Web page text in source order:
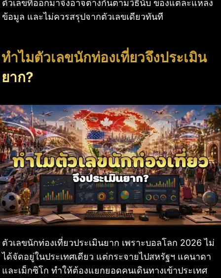
ตัวเลขที่ออกมาจึงอาจต่างกันตามวิธีนับ ของแต่ละแหล่ง
ข้อมูล และไม่ควรสรุปจากตัวเลขเดียวทันที
ทำไมตัวเลขนักท่องเที่ยวจึงประเมิน
ยาก?
ตัวเลขนักท่องเที่ยวประเมินยาก เพราะบอลโลก 2026 ไม่
ได้จัดอยู่ในประเทศเดียว แต่กระจายไปสหรัฐฯ แคนาดา
และเม็กซิโก ทำให้ต้องแยกยอดคนเดินทางเข้าประเทศ